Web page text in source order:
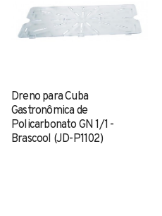
Dreno para Cuba
Gastronômica de
Policarbonato GN 1/1 -
Brascool (JD-P1102)